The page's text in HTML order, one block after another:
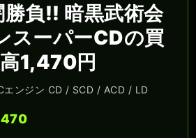
勝負!! 暗黒武術会
スーパーCDの買
1,470円
エンジン CD / SCD / ACD / LD